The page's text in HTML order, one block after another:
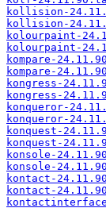
kollision-
kollision-
kolourpaint-
kolourpaint-
kompare-
kompare-
kongress-
kongress-
konqueror-
konqueror-
konquest-
konquest-
konsole-
konsole-
kontact-
kontact-